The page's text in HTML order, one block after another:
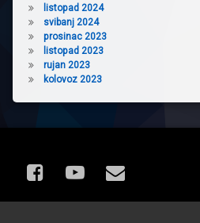
listopad 2024
svibanj 2024
prosinac 2023
listopad 2023
rujan 2023
kolovoz 2023
Facebook
YouTubeE-mail